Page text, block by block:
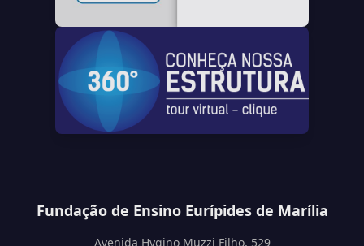
Fundação de Ensino Eurípides de Marília
Avenida Hygino Muzzi Filho, 529